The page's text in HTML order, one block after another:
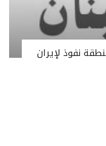
نفوذ لإيران